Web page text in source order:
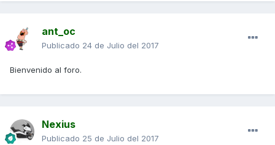
ant_oc
Publicado 24 de Julio del 2017
Bienvenido al foro.
Nexius
Publicado 25 de Julio del 2017